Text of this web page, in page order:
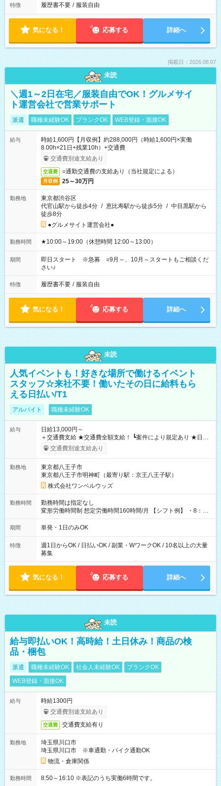
特徴 履歴書不要 / 服装自由
気になる！ 応募する 詳細へ
掲載日：2026.08.07
未読
＼週1～2日在宅／服装自由でOK！グルメサイ
ト運営会社で営業サポート
派遣 職種未経験OK ブランクOK WEB登録・面接OK
給与
時給1,600円【月収例】約288,000円（時給1,600円×実働
8.00h×21日+残業10h）+交通費
交通費別途支給あり
交通費 ○通勤交通費の支給あり（当社規定による）
月収例 25～30万円
勤務地
東京都渋谷区
代官山駅から徒歩4分 / 恵比寿駅から徒歩5分 / 中目黒駅から
徒歩8分
●グルメサイト運営会社●
勤務時間 ★10:00～19:00（休憩時間 12:00～13:00）
期間
即日スタート ※急募 ○9月～、10月～スタートもご相談くだ
さい♪
特徴 履歴書不要 / 服装自由
気になる！ 応募する 詳細へ
未読
人気イベントも！好きな場所で働けるイベント
スタッフ☆来社不要！働いたその日に給料もら
える日払い/T1
アルバイト 職種未経験OK
給与
日給13,000円～
＋交通費支給 ★交通費全額支給！ ┗案件により規定あり ★日払
いOK！（規定あり） ┗働いたその日に現金GET♪ お仕事後はコ
ンビニATMから 日払い分を引き落とせます！ 【試用期間】試
交通費別途支給あり
勤務地
東京都八王子市
東京都八王子市明神町（最寄り駅：京王八王子駅）
株式会社ワンベルウッズ
勤務時間
勤務時間は指定なし
変形労働時間制 想定労働時間160時間/月 【シフト例】 ・8：00
～21：00
期間 単発・1日のみOK
特徴
週1日からOK / 日払いOK / 副業・WワークOK / 10名以上の大量
募集
気になる！ 応募する 詳細へ
未読
給与即払いOK！高時給！土日休み！商品の検
品・梱包
派遣 職種未経験OK 社会人未経験OK
ブランクOK
WEB登録・面接OK
給与
時給1300円
交通費別途支給あり
交通費 交通費支給有り
勤務地
埼玉県川口市
埼玉県川口市 ※車通勤・バイク通勤OK
物流・倉庫関係
勤務時間 8:50～16:10 ※表記のうち実働6時間です。